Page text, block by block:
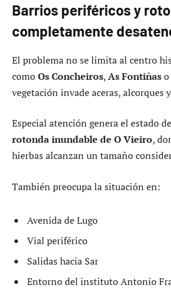
Barrios periféricos y
completamente
El problema no se limita al centro
comoOs Concheiros,As Fontiñas
vegetación invade aceras, alcorques
Especial atención genera el estado
rotonda inundable de O Vieiro,
hierbas alcanzan un tamaño
También preocupa la situación en:
Avenida de Lugo
Vial periférico
Salidas hacia Sar
Entorno del instituto Antonio